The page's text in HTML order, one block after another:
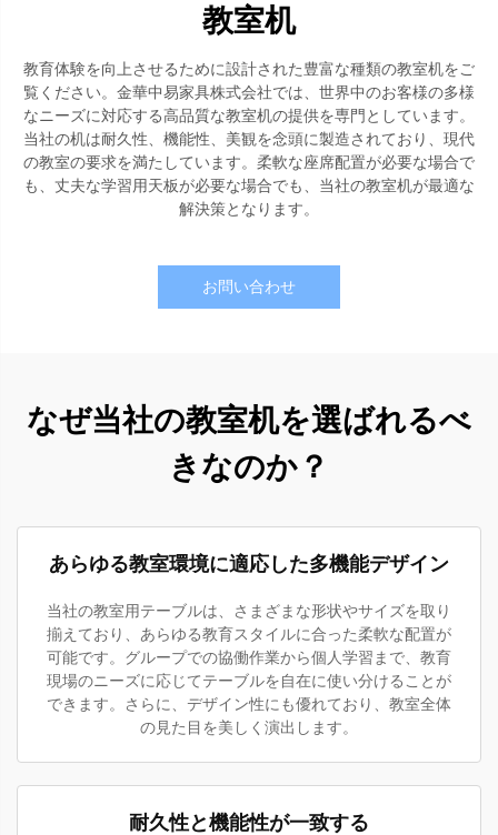
教室机
教育体験を向上させるために設計された豊富な種類の教室机をご
覧ください。金華中易家具株式会社では、世界中のお客様の多様
なニーズに対応する高品質な教室机の提供を専門としています。
当社の机は耐久性、機能性、美観を念頭に製造されており、現代
の教室の要求を満たしています。柔軟な座席配置が必要な場合で
も、丈夫な学習用天板が必要な場合でも、当社の教室机が最適な
解決策となります。
お問い合わせ
なぜ当社の教室机を選ばれるべ
きなのか？
あらゆる教室環境に適応した多機能デザイン
当社の教室用テーブルは、さまざまな形状やサイズを取り
揃えており、あらゆる教育スタイルに合った柔軟な配置が
可能です。グループでの協働作業から個人学習まで、教育
現場のニーズに応じてテーブルを自在に使い分けることが
できます。さらに、デザイン性にも優れており、教室全体
の見た目を美しく演出します。
耐久性と機能性が一致する